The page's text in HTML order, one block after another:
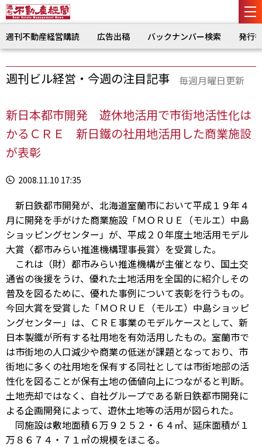
週刊不動産経営購読 広告出稿 バックナンバー検索 発行
週刊ビル経営・今週の注目記事 毎週月曜日更新
新日本都市開発 遊休地活用で市街地活性化は
かるＣＲＥ 新日鐵の社用地活用した商業施設
が表彰
2008.11.10 17:35
新日鉄都市開発が、北海道室蘭市において平成１９年４
月に開発を手がけた商業施設「ＭＯＲＵＥ（モルエ）中島
ショッピングセンター」が、平成２０年度土地活用モデル
大賞〈都市みらい推進機構理事長賞〉を受賞した。
これは（財）都市みらい推進機構が主催となり、国土交
通省の後援をうけ、優れた土地活用を全国的に紹介しその
普及を図るために、優れた事例について表彰を行うもの。
今回大賞を受賞した「ＭＯＲＵＥ（モルエ）中島ショッピ
ングセンター」は、ＣＲＥ事業のモデルケースとして、新
日本製鐵が所有する社用地を有効活用したもの。室蘭市で
は市街地の人口減少や商業の低迷が課題となっており、市
街地に多くの社用地を保有する同社としては市街地部の活
性化を図ることが保有土地の価値向上につながると判断。
土地売却ではなく、自社グループである新日鉄都市開発に
よる企画開発によって、遊休土地等の活用が図られた。
同施設は敷地面積６万９２５２・６４㎡、延床面積が１
万８６７４・７１㎡の規模をほこる。